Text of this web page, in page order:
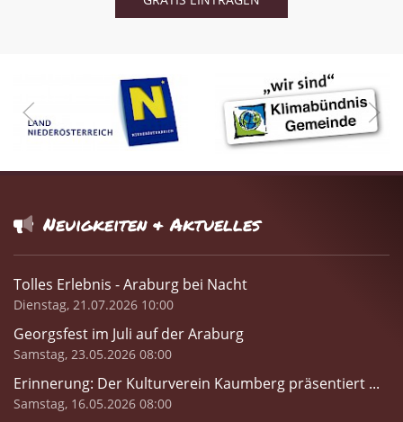
Neuigkeiten & Aktuelles
Tolles Erlebnis - Araburg bei Nacht
Dienstag, 21.07.2026 10:00
Georgsfest im Juli auf der Araburg
Samstag, 23.05.2026 08:00
Erinnerung: Der Kulturverein Kaumberg präsentiert ...
Samstag, 16.05.2026 08:00